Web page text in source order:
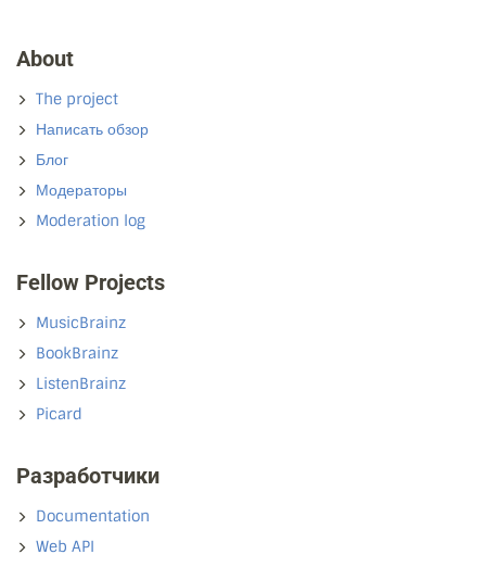
About
The project
Написать обзор
Блог
Модераторы
Moderation log
Fellow Projects
MusicBrainz
BookBrainz
ListenBrainz
Picard
Разработчики
Documentation
Web API